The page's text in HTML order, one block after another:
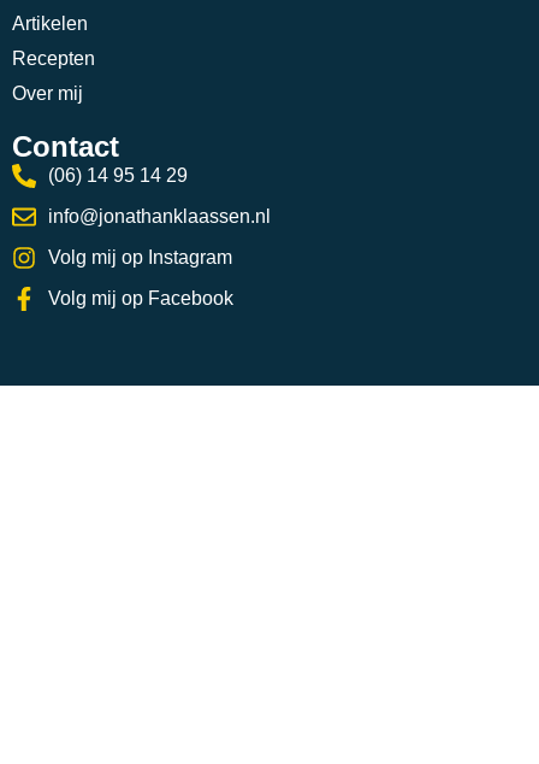
Artikelen
Recepten
Over mij
Contact
(06) 14 95 14 29
info@jonathanklaassen.nl
Volg mij op Instagram
Volg mij op Facebook